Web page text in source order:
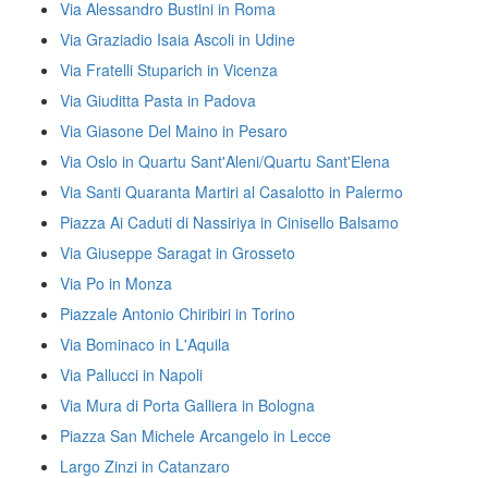
Via Alessandro Bustini in Roma
Via Graziadio Isaia Ascoli in Udine
Via Fratelli Stuparich in Vicenza
Via Giuditta Pasta in Padova
Via Giasone Del Maino in Pesaro
Via Oslo in Quartu Sant'Aleni/Quartu Sant'Elena
Via Santi Quaranta Martiri al Casalotto in Palermo
Piazza Ai Caduti di Nassiriya in Cinisello Balsamo
Via Giuseppe Saragat in Grosseto
Via Po in Monza
Piazzale Antonio Chiribiri in Torino
Via Bominaco in L'Aquila
Via Pallucci in Napoli
Via Mura di Porta Galliera in Bologna
Piazza San Michele Arcangelo in Lecce
Largo Zinzi in Catanzaro